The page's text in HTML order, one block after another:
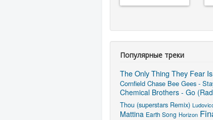
Популярные треки
The Only Thing They Fear
Cornfield Chase Bee Gees -
Chemical Brothers - Go
Thou (superstars Remix)
Mattina Earth Song Horizon